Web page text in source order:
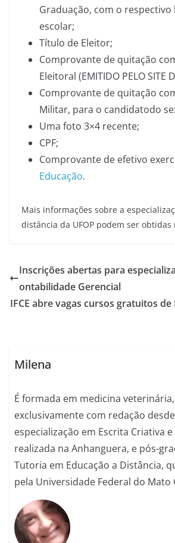
Graduação, com o
escolar;
Título de Eleitor;
Comprovante de quitação
Eleitoral (EMITIDO PELO SITE
Comprovante de quitação
Militar, para o candidatodo
Uma foto 3×4 recente;
CPF;
Comprovante de efetivo
Educação.
Mais informações sobre a
distância da UFOP podem ser obtidas
Inscrições abertas para
ontabilidade Gerencial
IFCE abre vagas cursos gratuitos de
Milena
É formada em medicina
exclusivamente com redação
especialização em Escrita Criativa
realizada na Anhanguera, e pós-
Tutoria em Educação a Distância,
pela Universidade Federal do Mato